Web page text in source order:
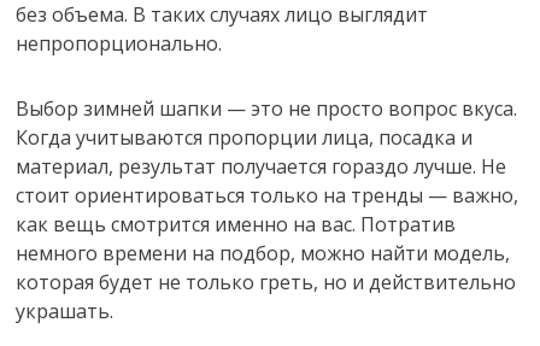
без объема. В таких случаях лицо выглядит
непропорционально.
Выбор зимней шапки — это не просто вопрос вкуса.
Когда учитываются пропорции лица, посадка и
материал, результат получается гораздо лучше. Не
стоит ориентироваться только на тренды — важно,
как вещь смотрится именно на вас. Потратив
немного времени на подбор, можно найти модель,
которая будет не только греть, но и действительно
украшать.